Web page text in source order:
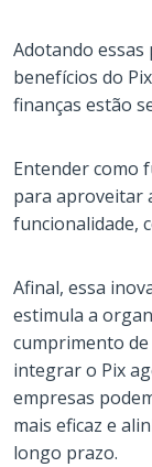
Adotando
benefícios do
finanças estão
Entender como
para aproveitar
funcionalidade,
Afinal, essa
estimula a
cumprimento
integrar o Pix
empresas
mais eficaz e
longo prazo.